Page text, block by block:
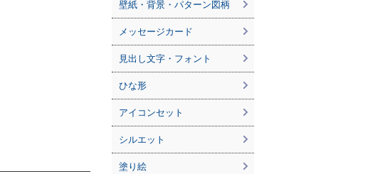
壁紙・背景・パターン図柄
メッセージカード
見出し文字・フォント
ひな形
アイコンセット
シルエット
塗り絵